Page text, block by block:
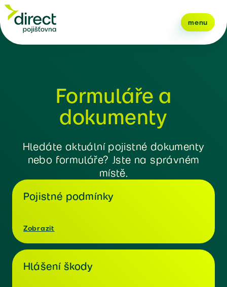
menu
Formuláře a
dokumenty
Hledáte aktuální pojistné dokumenty
nebo formuláře? Jste na správném
místě.
Pojistné podmínky
Zobrazit
Hlášení škody